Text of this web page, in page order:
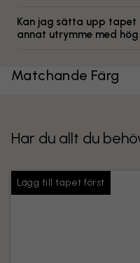
Kan jag sätta upp tapet
annat utrymme med
Matchande Färg
Har du allt du
Lägg till tapet först